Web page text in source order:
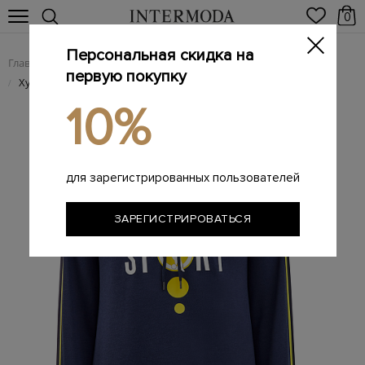
0
Главная Мужчинам / Одежда / Спортивная одежда
/ Худи в&nbsp;спортивном стиле с&nbsp;контрастной отделкой
Персональная скидка на
первую покупку
10%
для зарегистрированных пользователей
ЗАРЕГИСТРИРОВАТЬСЯ